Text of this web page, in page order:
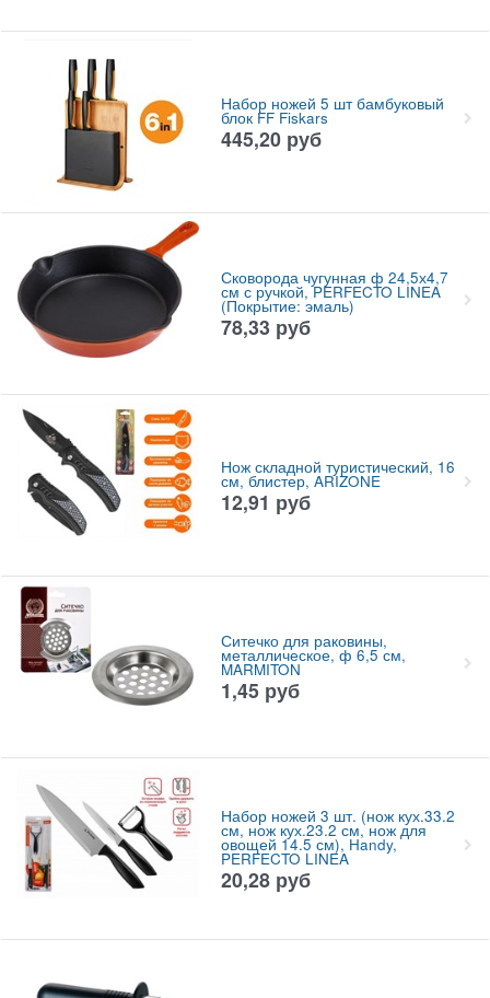
Набор ножей 5 шт бамбуковый
блок FF Fiskars
445,20 руб
Сковорода чугунная ф 24,5х4,7
см с ручкой, PERFECTO LINEA
(Покрытие: эмаль)
78,33 руб
Нож складной туристический, 16
см, блистер, ARIZONE
12,91 руб
Ситечко для раковины,
металлическое, ф 6,5 см,
MARMITON
1,45 руб
Набор ножей 3 шт. (нож кух.33.2
см, нож кух.23.2 см, нож для
овощей 14.5 см), Handy,
PERFECTO LINEA
20,28 руб